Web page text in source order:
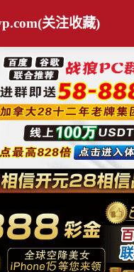
关注收藏)